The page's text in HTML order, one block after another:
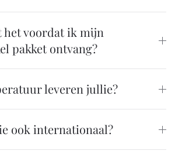
het voordat ik mijn
pakket ontvang?
leveren jullie?
ook internationaal?